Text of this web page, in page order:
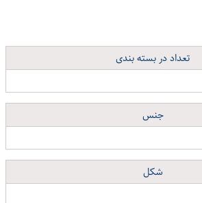
تعداد در بسته بندی
جنس
شکل